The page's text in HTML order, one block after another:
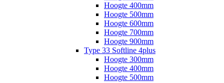
Hoogte 400mm
Hoogte 500mm
Hoogte 600mm
Hoogte 700mm
Hoogte 900mm
Type 33 Softline 4plus
Hoogte 300mm
Hoogte 400mm
Hoogte 500mm